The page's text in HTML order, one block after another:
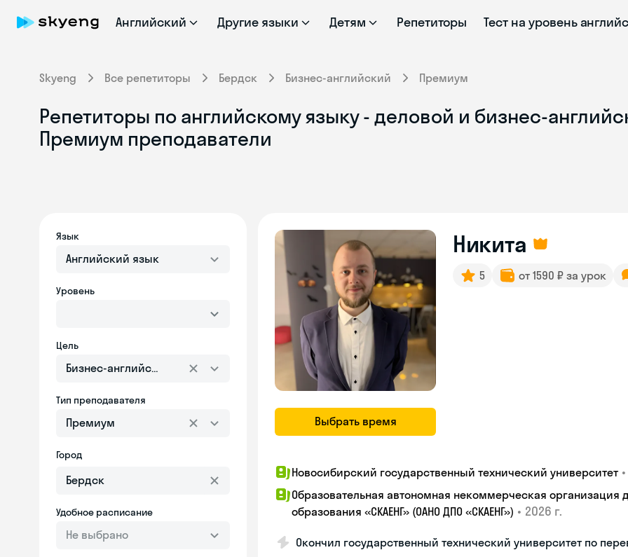
Английский Другие языки Детям Репетиторы Тест на уровень
Skyeng Все репетиторы Бердск Бизнес-английский Премиум
Репетиторы по английскому языку - деловой и бизнес-
Премиум преподаватели
Язык
Английский язык
Уровень
Цель
Бизнес-английский
Тип преподавателя
Премиум
Город
Удобное расписание
Не выбрано
Выбрать время
Никита
5 от 1590 ₽ за урок
Новосибирский государственный технический университет •
Образовательная автономная некоммерческая организация
образования «СКАЕНГ» (ОАНО ДПО «СКАЕНГ») • 2026 г.
Окончил государственный технический университет по